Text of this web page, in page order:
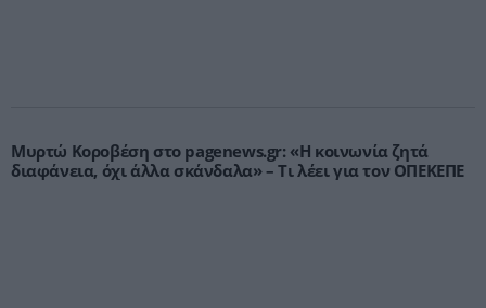
Μυρτώ Κοροβέση στο pagenews.gr: «Η κοινωνία ζητά
διαφάνεια, όχι άλλα σκάνδαλα» – Τι λέει για τον ΟΠΕΚΕΠΕ